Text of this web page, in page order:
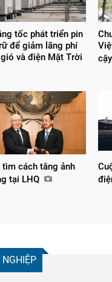
tốc phát triển pin
để giảm lãng phí
và điện Mặt Trời
tìm cách tăng ảnh
tại LHQ